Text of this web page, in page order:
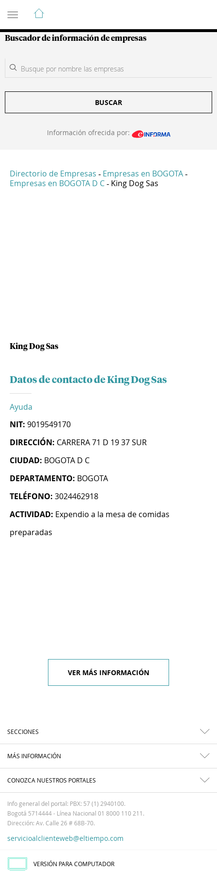
Guía de Empresas Colombianas
Buscador de información de empresas
BUSCAR
Información ofrecida por:
Directorio de Empresas - Empresas en BOGOTA -
Empresas en BOGOTA D C - King Dog Sas
King Dog Sas
Datos de contacto de King Dog Sas
Ayuda
NIT: 9019549170
DIRECCIÓN: CARRERA 71 D 19 37 SUR
CIUDAD: BOGOTA D C
DEPARTAMENTO: BOGOTA
TELÉFONO: 3024462918
ACTIVIDAD: Expendio a la mesa de comidas
preparadas
VER MÁS INFORMACIÓN
SECCIONES
MÁS INFORMACIÓN
CONOZCA NUESTROS PORTALES
Info general del portal: PBX: 57 (1) 2940100.
Bogotá 5714444 - Línea Nacional 01 8000 110 211.
Dirección: Av. Calle 26 # 68B-70.
servicioalclienteweb@eltiempo.com
VERSIÓN PARA COMPUTADOR